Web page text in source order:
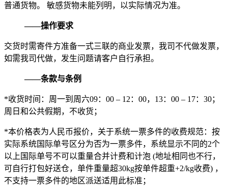
普通货物。 敏感货物未能列明，以实际情况为准。
——操作要求
交货时需寄件方准备一式三联的商业发票，我司不代做发票，
如需我司代做，发生问题请客户自行承担。
——条款与条例
*收货时间：周一到周六09：00 – 12：00，13：00 – 17：30；
周日和公共假期，不收货；
*本价格表为人民币报价，关于系统一票多件的收费规范：按
实际系统国际单号区分为否为一票多件，系统显示不同的2个
以上国际单号不可以重量合并计费和计泡 (地址相同也不行，
可自行打包好送仓，单件重量超30kg按单件超重+2/kg收费) ，
不支持一票多件的地区派送适用此标准；